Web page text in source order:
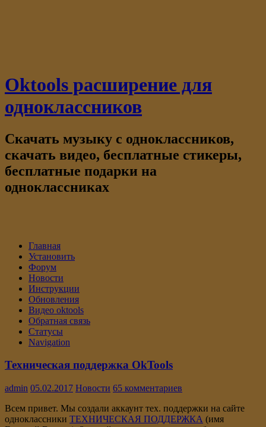
Oktools расширение для
одноклассников
Скачать музыку с одноклассников,
скачать видео, бесплатные стикеры,
бесплатные подарки на
одноклассниках
Главная
Установить
Форум
Новости
Инструкции
Обновления
Видео oktools
Обратная связь
Статусы
Navigation
Техническая поддержка OkTools
admin 05.02.2017 Новости 65 комментариев
Всем привет. Мы создали аккаунт тех. поддержки на сайте
одноклассники ТЕХНИЧЕСКАЯ ПОДДЕРЖКА (имя